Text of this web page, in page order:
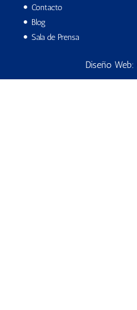
Contacto
Blog
Sala de Prensa
Diseño Web: